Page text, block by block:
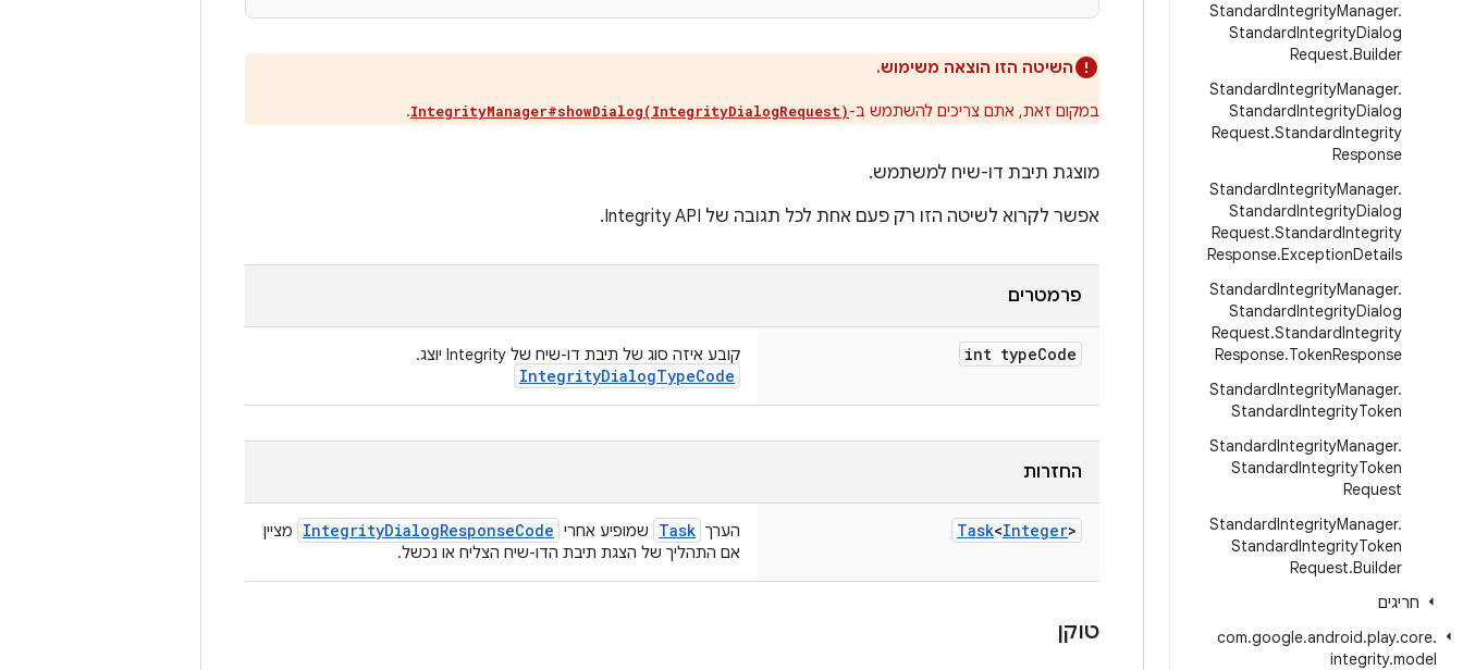
StandardIntegrityManager.
StandardIntegrityDialog
Request.Builder
StandardIntegrityManager.
StandardIntegrityDialog
Request.StandardIntegrity
Response
StandardIntegrityManager.
StandardIntegrityDialog
Request.StandardIntegrity
Response.ExceptionDetails
StandardIntegrityManager.
StandardIntegrityDialog
Request.StandardIntegrity
Response.TokenResponse
StandardIntegrityManager.
StandardIntegrityToken
StandardIntegrityManager.
StandardIntegrityToken
Request
StandardIntegrityManager.
StandardIntegrityToken
Request.Builder
חריגים
com.google.android.play.core.
integrity.model
השיטה הזו הוצאה משימוש.
במקום זאת, אתם צריכים להשתמש ב-IntegrityManager#showDialog(IntegrityDialogRequest)
.
מוצגת תיבת דו-שיח למשתמש.
אפשר לקרוא לשיטה הזו רק פעם אחת לכל תגובה של Integrity API.
פרמטרים
int typeCode קובע איזה סוג של תיבת דו-שיח של Integrity יוצג.
IntegrityDialogTypeCode
החזרות
Task<Integer> הערך Task שמופיע אחרי IntegrityDialogResponseCode
מציין
אם התהליך של הצגת תיבת הדו-שיח הצליח או נכשל.
טוקן